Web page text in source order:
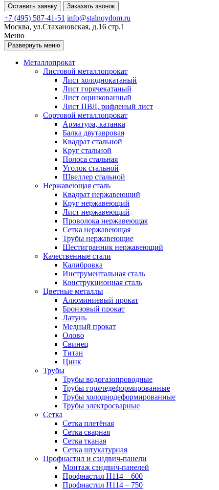
Оставить заявку Заказать звонок
+7 (495) 587-41-51 info@stalnoydom.ru
Москва, ул.Стахановская, д.16 стр.1
Меню
Развернуть меню
Металлопрокат
Листовой металлопрокат
Лист холоднокатаный
Лист горячекатаный
Лист оцинкованный
Лист ПВЛ, рифленый лист
Сортовой металлопрокат
Арматура, катанка
Балка двутавровая
Квадрат стальной
Круг стальной
Полоса стальная
Уголок стальной
Швеллер стальной
Нержавеющая сталь
Квадрат нержавеющий
Круг нержавеющий
Лист нержавеющий
Проволока нержавеющая
Сетка нержавеющая
Трубы нержавеющие
Шестигранник нержавеющий
Качественные стали
Калибровка
Инструментальная сталь
Конструкционная сталь
Цветные металлы
Алюминиевый прокат
Бронзовый прокат
Латунь
Медный прокат
Олово
Свинец
Титан
Цинк
Трубы
Трубы водогазопроводные
Трубы горячедеформированные
Трубы холоднодеформированные
Трубы электросварные
Сетка
Сетка плетёная
Сетка сварная
Сетка тканая
Сетка штукатурная
Профнастил и сэндвич-панели
Монтаж сэндвич-панелей
Профнастил Н114 – 600
Профнастил Н114 – 750